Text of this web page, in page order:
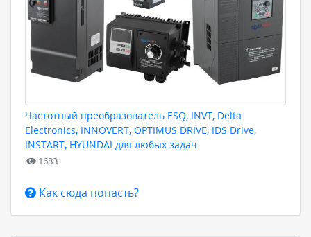
Частотный преобразователь ESQ, INVT, Delta
Electronics, INNOVERT, OPTIMUS DRIVE, IDS Drive,
INSTART, HYUNDAI для любых задач
1683
Как сюда попасть?